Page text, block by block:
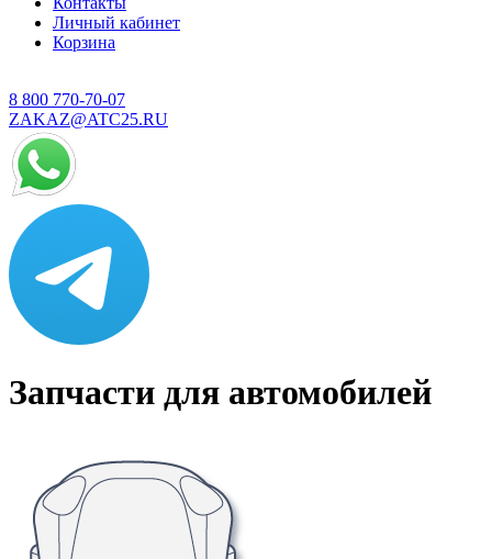
Личный кабинет
Корзина
8 800 770-70-07
ZAKAZ@ATC25.RU
Запчасти для автомобилей